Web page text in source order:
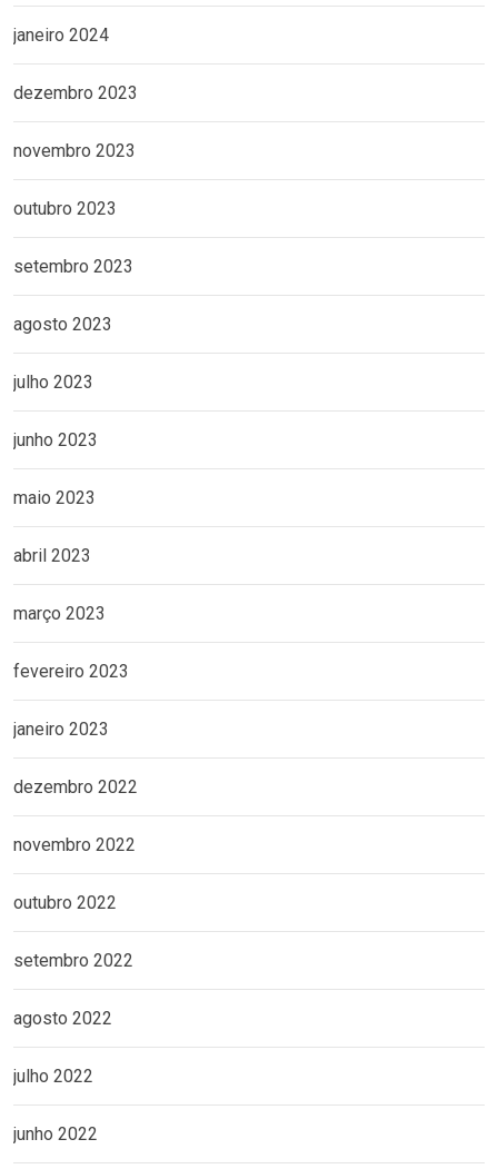
janeiro 2024
dezembro 2023
novembro 2023
outubro 2023
setembro 2023
agosto 2023
julho 2023
junho 2023
maio 2023
abril 2023
março 2023
fevereiro 2023
janeiro 2023
dezembro 2022
novembro 2022
outubro 2022
setembro 2022
agosto 2022
julho 2022
junho 2022